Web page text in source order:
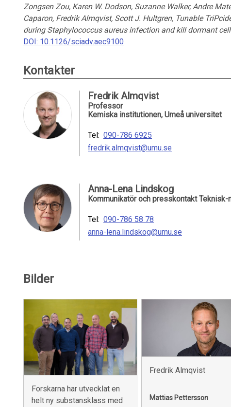
Zongsen Zou, Karen W. Dodson, Suzanne Walker, Andre
Caparon, Fredrik Almqvist, Scott J. Hultgren, Tunable
during Staphylococcus aureus infection and kill dormant
DOI: 10.1126/sciadv.aec9100
Kontakter
Fredrik Almqvist
Professor
Kemiska institutionen, Umeå universitet
Tel: 090-786 6925
fredrik.almqvist@umu.se
Anna-Lena Lindskog
Kommunikatör och presskontakt
Tel: 090-786 58 78
anna-lena.lindskog@umu.se
Bilder
Forskarna har utvecklat en
helt ny substansklass med
Fredrik Almqvist
Mattias Pettersson